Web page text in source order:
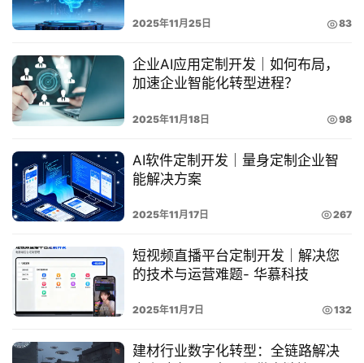
我
们
4
0
-
8
5
-
0
2025年11月25日 83
企业AI应用定制开发｜如何布局，
加速企业智能化转型进程？
2025年11月18日 98
AI软件定制开发｜量身定制企业智
能解决方案
2025年11月17日 267
短视频直播平台定制开发｜解决您
的技术与运营难题- 华慕科技
2025年11月7日 132
建材行业数字化转型：全链路解决